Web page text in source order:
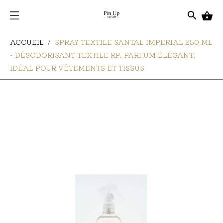

search
ACCUEIL
SPRAY TEXTILE SANTAL IMPERIAL 250 ML
- DÉSODORISANT TEXTILE RP, PARFUM ÉLÉGANT,
IDÉAL POUR VÊTEMENTS ET TISSUS